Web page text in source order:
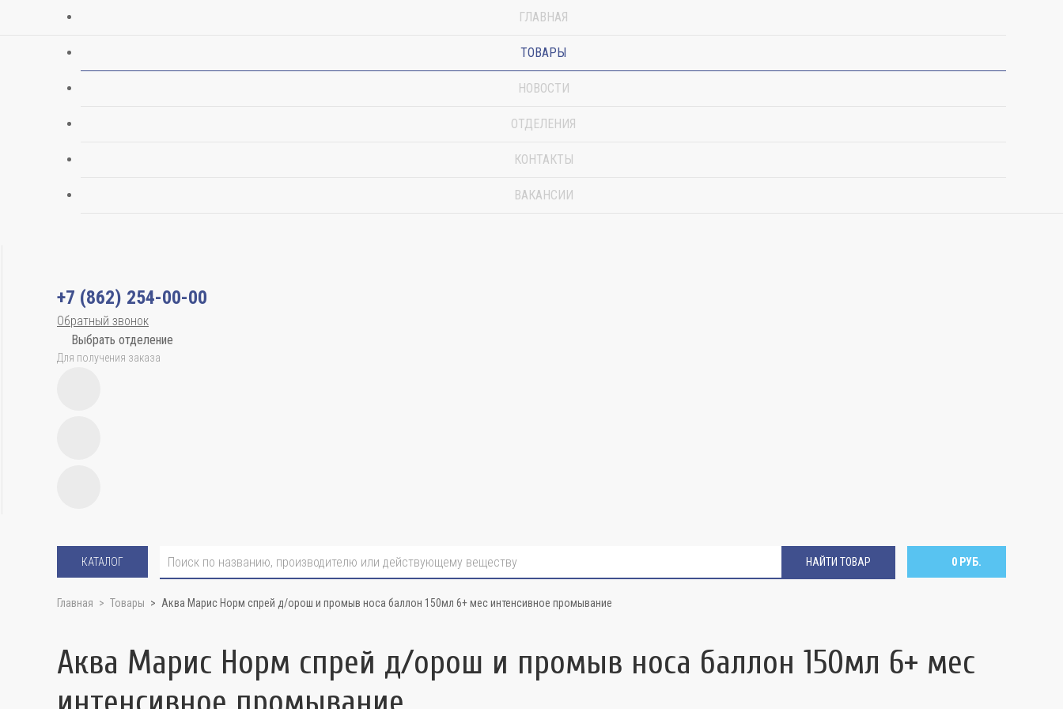
ГЛАВНАЯ
ТОВАРЫ
НОВОСТИ
ОТДЕЛЕНИЯ
КОНТАКТЫ
ВАКАНСИИ
+7 (862) 254-00-00
Обратный звонок
Выбрать отделение
Для получения заказа
КАТАЛОГ НАЙТИ ТОВАР 0 РУБ.
Главная Товары Аква Марис Норм спрей д/орош и промыв носа баллон 150мл 6+ мес интенсивное промывание
Аква Марис Норм спрей д/орош и промыв носа баллон 150мл 6+ мес